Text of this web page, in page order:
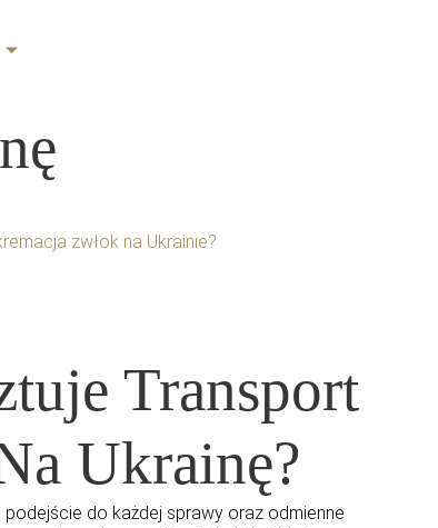
zwłok na Ukrainie?
Transport
Ukrainę?
podejście do każdej sprawy oraz odmienne